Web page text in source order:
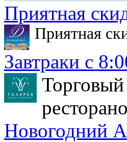
Приятная
Приятная
Завтраки с
Новогодний